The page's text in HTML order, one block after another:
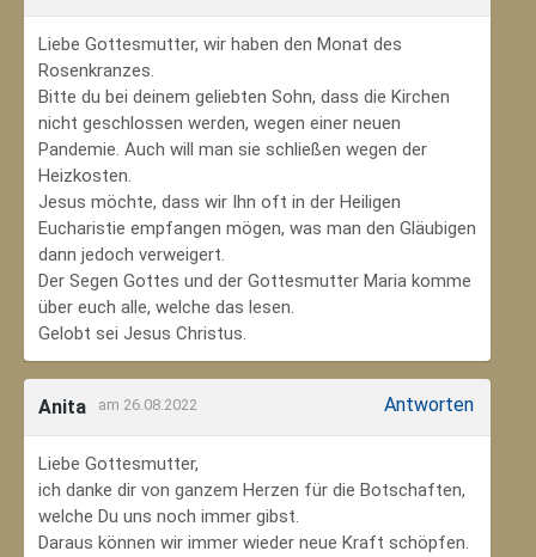
Liebe Gottesmutter, wir haben den Monat des
Rosenkranzes.
Bitte du bei deinem geliebten Sohn, dass die Kirchen
nicht geschlossen werden, wegen einer neuen
Pandemie. Auch will man sie schließen wegen der
Heizkosten.
Jesus möchte, dass wir Ihn oft in der Heiligen
Eucharistie empfangen mögen, was man den Gläubigen
dann jedoch verweigert.
Der Segen Gottes und der Gottesmutter Maria komme
über euch alle, welche das lesen.
Gelobt sei Jesus Christus.
Anita am 26.08.2022 Antworten
Liebe Gottesmutter,
ich danke dir von ganzem Herzen für die Botschaften,
welche Du uns noch immer gibst.
Daraus können wir immer wieder neue Kraft schöpfen.